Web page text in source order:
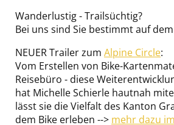
Wanderlustig - Trailsüchtig?
Bei uns sind Sie bestimmt auf
NEUER Trailer zum Alpine Circle:
Vom Erstellen von Bike-
Reisebüro - diese
hat Michelle Schierle hautnah
lässt sie die Vielfalt des Kanton
dem Bike erleben --> mehr dazu